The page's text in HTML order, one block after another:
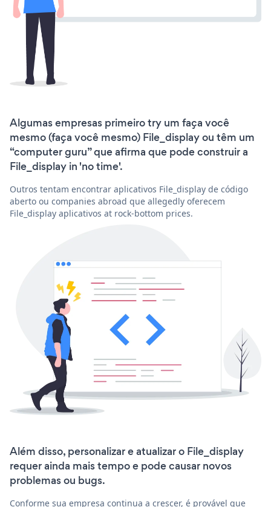
Algumas empresas primeiro try um faça você
mesmo (faça você mesmo) File_display ou têm um
“computer guru” que afirma que pode construir a
File_display in 'no time'.
Outros tentam encontrar aplicativos File_display de código
aberto ou companies abroad que allegedly oferecem
File_display aplicativos at rock-bottom prices.
Além disso, personalizar e atualizar o File_display
requer ainda mais tempo e pode causar novos
problemas ou bugs.
Conforme sua empresa continua a crescer, é provável que